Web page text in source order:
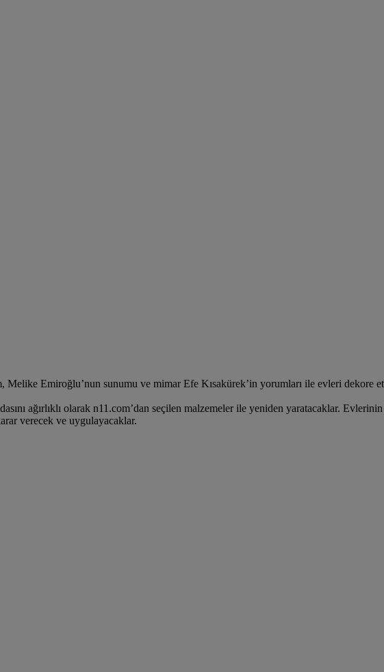
Emiroğlu’nun sunumu ve mimar Efe Kısakürek’in yorumları ile evleri dekore
ağırlıklı olarak n11.com’dan seçilen malzemeler ile yeniden yaratacaklar.
verecek ve uygulayacaklar.